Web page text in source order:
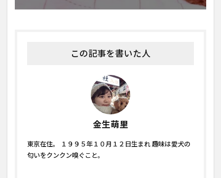
この記事を書いた人
金生萌里
東京在住。 １９９５年１０月１２日生まれ 趣味は愛犬の
匂いをクンクン嗅ぐこと。